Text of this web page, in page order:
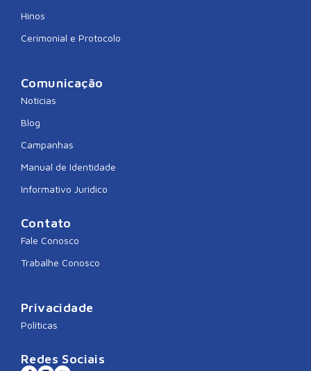
Hinos
Cerimonial e Protocolo
Comunicação
Notícias
Blog
Campanhas
Manual de Identidade
Informativo Jurídico
Contato
Fale Conosco
Trabalhe Conosco
Privacidade
Políticas
Redes Sociais